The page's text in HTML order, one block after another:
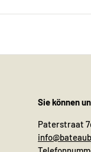
Sie können
Paterstraat